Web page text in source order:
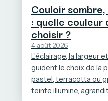
Couloir
: quelle couleur
choisir ?
4 août 2026
L’éclairage, la largeur
guident le choix de la
pastel, terracotta ou
teinte illumine,